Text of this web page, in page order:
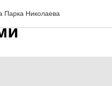
Парка Николаева